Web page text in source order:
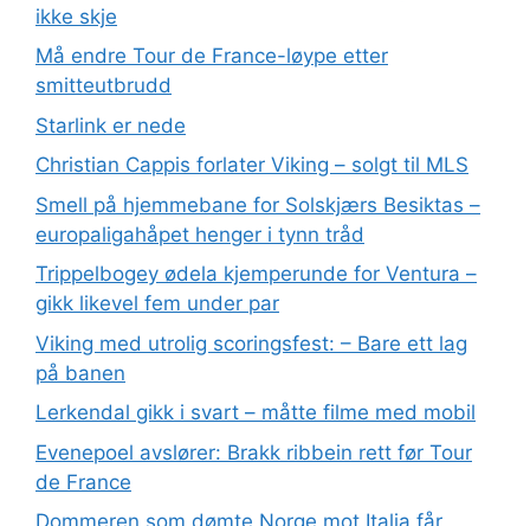
ikke skje
Må endre Tour de France-løype etter
smitteutbrudd
Starlink er nede
Christian Cappis forlater Viking – solgt til MLS
Smell på hjemmebane for Solskjærs Besiktas –
europaligahåpet henger i tynn tråd
Trippelbogey ødela kjemperunde for Ventura –
gikk likevel fem under par
Viking med utrolig scoringsfest: – Bare ett lag
på banen
Lerkendal gikk i svart – måtte filme med mobil
Evenepoel avslører: Brakk ribbein rett før Tour
de France
Dommeren som dømte Norge mot Italia får